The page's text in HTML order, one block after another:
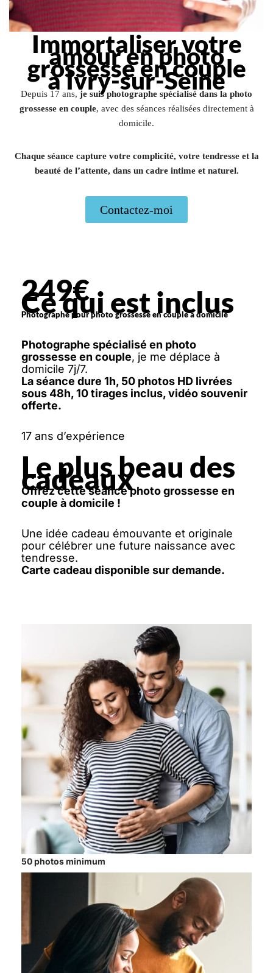
Immortaliser votre
amour en photo
grossesse en couple
à Ivry-sur-Seine
Depuis 17 ans, je suis photographe spécialisé dans la photo
grossesse en couple, avec des séances réalisées directement à
domicile.
Chaque séance capture votre complicité, votre tendresse et la
beauté de l’attente, dans un cadre intime et naturel.
Contactez-moi
249€
Ce qui est inclus
Photographe pour photo grossesse en couple à domicile
Photographe spécialisé en photo
grossesse en couple, je me déplace à
domicile 7j/7.
La séance dure 1h, 50 photos HD livrées
sous 48h, 10 tirages inclus, vidéo souvenir
offerte.
17 ans d’expérience
Le plus beau des
cadeaux
Offrez cette séance photo grossesse en
couple à domicile !
Une idée cadeau émouvante et originale
pour célébrer une future naissance avec
tendresse.
Carte cadeau disponible sur demande.
50 photos minimum